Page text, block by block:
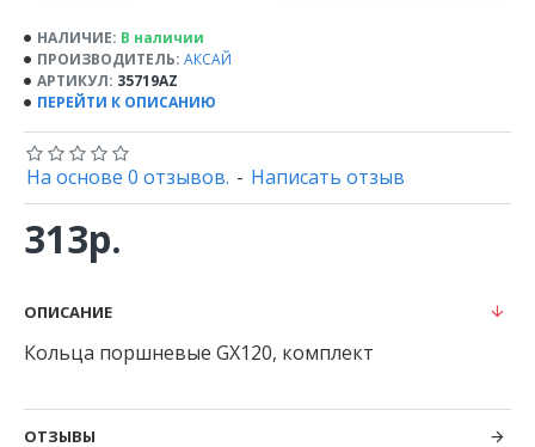
НАЛИЧИЕ: В наличии
ПРОИЗВОДИТЕЛЬ: АКСАЙ
АРТИКУЛ: 35719AZ
ПЕРЕЙТИ К ОПИСАНИЮ
На основе 0 отзывов. - Написать отзыв
313р.
ОПИСАНИЕ
Кольца поршневые GX120, комплект
ОТЗЫВЫ